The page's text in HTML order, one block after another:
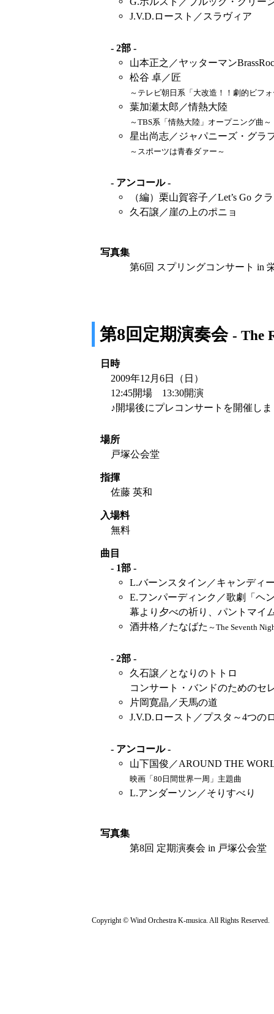
J.V.D.ロースト／スラヴィア
- 2部 -
山本正之／ヤッターマン
松谷 卓／匠
～テレビ朝日系「大改造！！劇的ビフ
葉加瀬太郎／情熱大陸
～TBS系「情熱大陸」オープニング曲～
星出尚志／ジャパニーズ・グラ
～スポーツは青春ダァー～
- アンコール -
（編）栗山賀容子／Let’s Go ク
久石譲／崖の上のポニョ
写真集
第6回 スプリングコンサート in
第8回定期演奏会- The
日時
2009年12月6日（日）
12:45開場 13:30開演
♪開場後にプレコンサートを開催し
場所
戸塚公会堂
指揮
佐藤 英和
入場料
無料
曲目
- 1部 -
L.バーンスタイン／キャンディ
E.フンパーディンク／歌劇「ヘ
幕より夕べの祈り、パントマイ
酒井格／たなばた ～The Seventh
- 2部 -
久石譲／となりのトトロ
コンサート・バンドのためのセ
片岡寛晶／天馬の道
J.V.D.ロースト／プスタ～4つの
- アンコール -
山下国俊／AROUND THE
映画「80日間世界一周」主題曲
L.アンダーソン／そりすべり
写真集
第8回 定期演奏会 in 戸塚公会堂
Copyright © Wind Orchestra K-musica. All Rights Reserved.